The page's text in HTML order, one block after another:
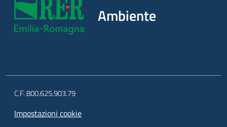
Ambiente
C.F. 800.625.903.79
Impostazioni cookie